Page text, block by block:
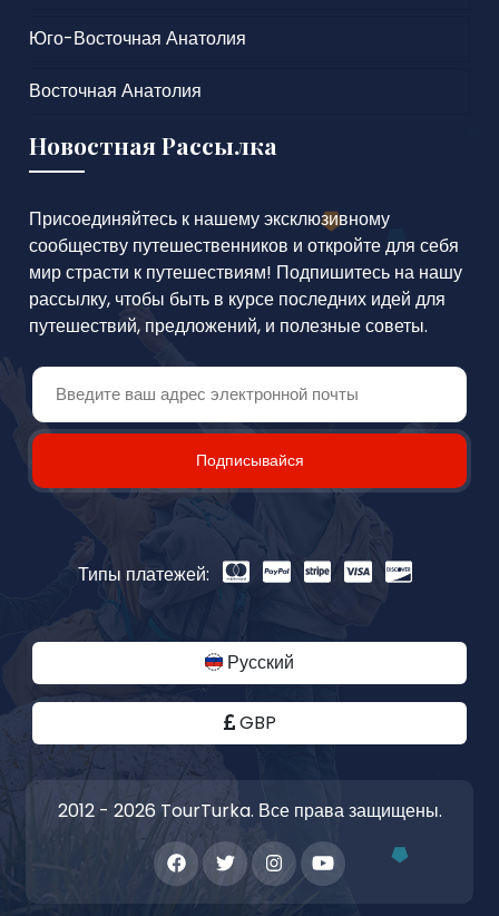
Юго-Восточная Анатолия
Восточная Анатолия
Новостная Рассылка
Присоединяйтесь к нашему эксклюзивному
сообществу путешественников и откройте для себя
мир страсти к путешествиям! Подпишитесь на нашу
рассылку, чтобы быть в курсе последних идей для
путешествий, предложений, и полезные советы.
Подписывайся
Типы платежей:
Русский
GBP
2012 - 2026 TourTurka. Все права защищены.